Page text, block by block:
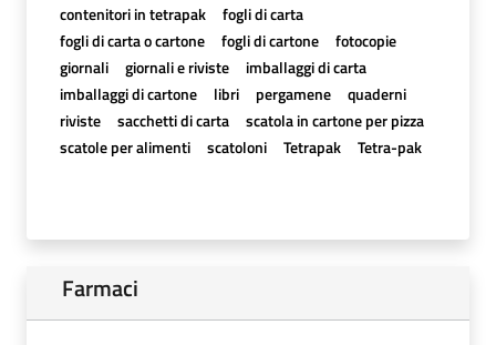
contenitori in tetrapak
fogli di carta
fogli di carta o cartone
fogli di cartone
fotocopie
giornali
giornali e riviste
imballaggi di carta
imballaggi di cartone
libri pergamene
quaderni
riviste
sacchetti di carta
scatola in cartone per pizza
scatole per alimenti
scatoloni Tetrapak Tetra-pak
Farmaci